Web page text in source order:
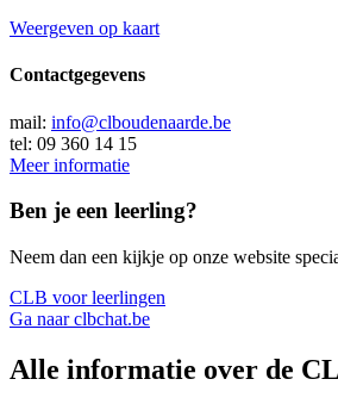
Weergeven op kaart
Contactgegevens
mail: info@clboudenaarde.be
tel: 09 360 14 15
Meer informatie
Ben je een leerling?
Neem dan een kijkje op onze website
CLB voor leerlingen
Ga naar clbchat.be
Alle informatie over de